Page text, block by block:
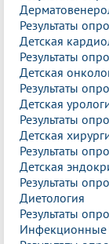
Результаты
Детская
Результаты
Детская
Результаты
Детская
Результаты
Детская
Результаты
Детская
Результаты
Диетология
Результаты
Инфекционные